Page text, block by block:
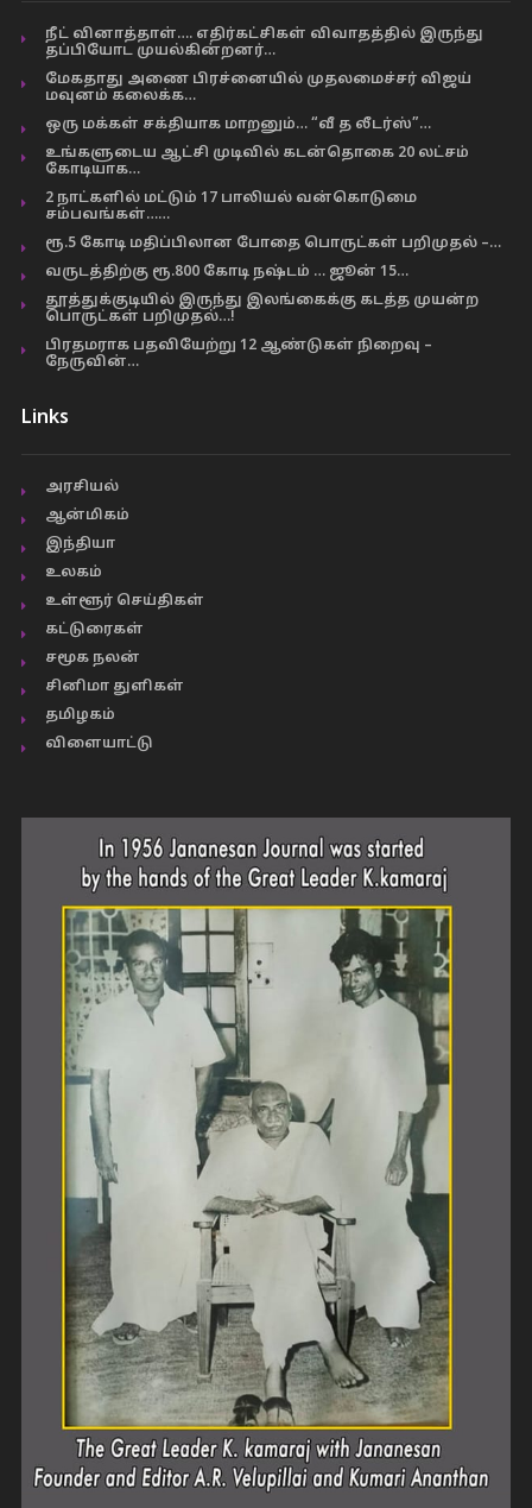
நீட் வினாத்தாள்…. எதிர்கட்சிகள் விவாதத்தில் இருந்து
தப்பியோட முயல்கின்றனர்…
மேகதாது அணை பிரச்னையில் முதலமைச்சர் விஜய்
மவுனம் கலைக்க…
ஒரு மக்கள் சக்தியாக மாறனும்… “வீ த லீடர்ஸ்”…
உங்களுடைய ஆட்சி முடிவில் கடன்தொகை 20 லட்சம்
கோடியாக…
2 நாட்களில் மட்டும் 17 பாலியல் வன்கொடுமை
சம்பவங்கள்……
ரூ.5 கோடி மதிப்பிலான போதை பொருட்கள் பறிமுதல் –…
வருடத்திற்கு ரூ.800 கோடி நஷ்டம் … ஜூன் 15…
தூத்துக்குடியில் இருந்து இலங்கைக்கு கடத்த முயன்ற
பொருட்கள் பறிமுதல்…!
பிரதமராக பதவியேற்று 12 ஆண்டுகள் நிறைவு –
நேருவின்…
Links
அரசியல்
ஆன்மிகம்
இந்தியா
உலகம்
உள்ளூர் செய்திகள்
கட்டுரைகள்
சமூக நலன்
சினிமா துளிகள்
தமிழகம்
விளையாட்டு